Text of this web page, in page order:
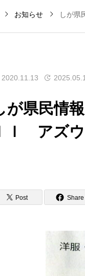
お知らせ しが
2020.11.13
が県民情
ｌ アズ
Post Share